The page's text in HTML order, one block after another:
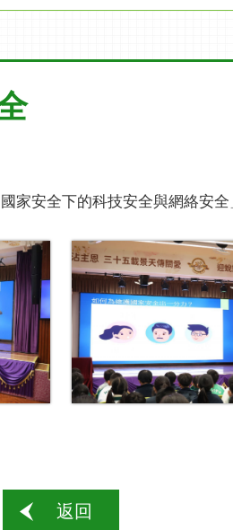
安全下的科技安全與網絡安全
返回